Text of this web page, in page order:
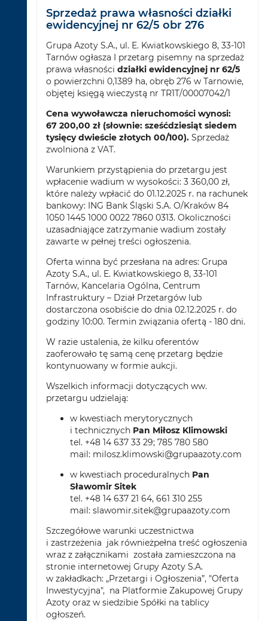
Sprzedaż prawa własności działki
ewidencyjnej nr 62/5 obr 276
Grupa Azoty S.A., ul. E. Kwiatkowskiego 8, 33-101
Tarnów ogłasza I przetarg pisemny na sprzedaż
prawa własnościdziałki ewidencyjnej nr 62/5
o powierzchni 0,1389 ha, obręb 276 w Tarnowie,
objętej księgą wieczystą nr TR1T/00007042/1
Cena wywoławcza nieruchomości wynosi:
67 200,00 zł (słownie: sześćdziesiąt siedem
tysięcy dwieście złotych 00/100).Sprzedaż
zwolniona z VAT.
Warunkiem przystąpienia do przetargu jest
wpłacenie wadium w wysokości: 3 360,00 zł,
które należy wpłacić do 01.12.2025 r. na rachunek
bankowy: ING Bank Śląski S.A. O/Kraków 84
1050 1445 1000 0022 7860 0313. Okoliczności
uzasadniające zatrzymanie wadium zostały
zawarte w pełnej treści ogłoszenia.
Oferta winna być przesłana na adres: Grupa
Azoty S.A., ul. E. Kwiatkowskiego 8, 33-101
Tarnów, Kancelaria Ogólna, Centrum
Infrastruktury – Dział Przetargów lub
dostarczona osobiście do dnia 02.12.2025 r. do
godziny 10:00. Termin związania ofertą - 180 dni.
W razie ustalenia, że kilku oferentów
zaoferowało tę samą cenę przetarg będzie
kontynuowany w formie aukcji.
Wszelkich informacji dotyczących ww.
przetargu udzielają:
w kwestiach merytorycznych
i technicznych Pan Miłosz Klimowski
tel. +48 14 637 33 29; 785 780 580
mail: milosz.klimowski@grupaazoty.com
w kwestiach proceduralnych Pan
Sławomir Sitek
tel. +48 14 637 21 64, 661 310 255
mail:slawomir.sitek@grupaazoty.com
Szczegółowe warunki uczestnictwa
i zastrzeżenia jak równieżpełna treść ogłoszenia
wraz z załącznikami została zamieszczona na
stronie internetowej Grupy Azoty S.A.
w zakładkach: „Przetargi i Ogłoszenia”, "Oferta
Inwestycyjna", na Platformie Zakupowej Grupy
Azoty oraz w siedzibie Spółki na tablicy
ogłoszeń.